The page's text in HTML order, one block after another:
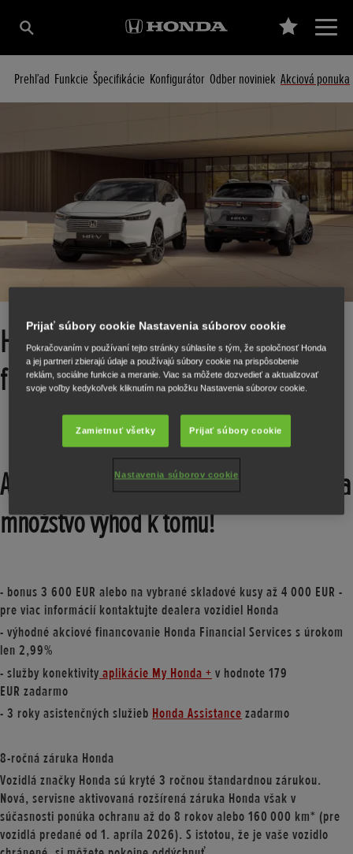
Prehľad Funkcie Špecifikácie Konfigurátor Odber noviniek Akciová ponuka
HR-V s bonusom 3 600 EUR a
financovaním s úrokom len 2,99%
Akciová ponuka na model Honda HR-V a
množstvo výhod k tomu!
- bonus 3 600 EUR alebo na vybrané skladové kusy až 4 000 EUR -
pre viac informácií kontaktujte dealera vozidiel Honda
- výhodné akciové financovanie Honda Financial Services s úrokom
len 2,99%
- služby konektivity aplikácie My Honda + v hodnote 179
EUR zadarmo
- 3 roky asistenčných služieb Honda Assistance zadarmo
8-ročná záruka Honda
Vozidlá značky Honda sú kryté 3 ročnou štandardnou zárukou.
Nová, servisne aktivovaná rozšírená záruka Honda však v
súčasnosti ponúka ochranu až do 8 rokov alebo 160 000 km* (pre
vozidlá predané od 1. apríla 2026). S istotou, že je vaše vozidlo
Prijať súbory cookie Nastavenia súborov cookie
Pokračovaním v používaní tejto stránky súhlasíte s tým, že spoločnosť Honda
a jej partneri zbierajú údaje a používajú súbory cookie na prispôsobenie
reklám, sociálne funkcie a meranie. Viac sa môžete dozvedieť a aktualizovať
svoje voľby kedykoľvek kliknutím na položku Nastavenia súborov cookie.
Zamietnuť všetky Prijať súbory cookie
Nastavenia súborov cookie